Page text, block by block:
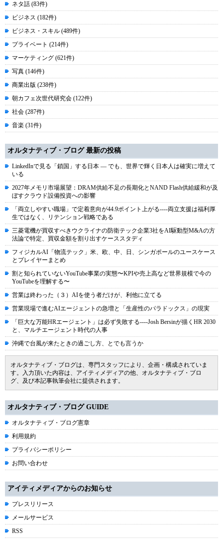
ネタ話 (83件)
ビジネス (182件)
ビジネス・スキル (489件)
プライベート (214件)
マーケティング (621件)
写真 (146件)
商業出版 (238件)
朝カフェ次世代研究会 (122件)
社会 (287件)
音楽 (31件)
オルタナティブ・ブログ 最新の投稿
LinkedInで見る「鎖国」する日本 ― でも、世界で輝く日本人は確実に増えて
いる
2027年メモリ市場展望：DRAM供給不足の長期化とNAND Flash供給緩和が及
ぼすクラウド設備投資への影響
「両立しやすい職場」で定着意向が44.9ポイント上がる----両立支援は福利厚
生ではなく、リテンション戦略である
三菱電機が買収すべきウクライナの防衛テック企業3社をAI駆動型M&Aの方
法論で特定、買収金額を割り出すケーススタディ
フィジカルAI「物流テック」米、欧、中、日、シンガポールのユースケース
とプレイヤーまとめ
割と知られていないYouTube事業の実態〜KPIや売上高など世界規模で今の
YouTubeを理解する〜
営業は終わった（３）AIを使う者だけが、利他に立てる
営業現場で進むAIエージェントの急増と「生産性のパラドックス」の現実
「巨大な万能HRエージェント」は必ず失敗する----Josh Bersinが描くHR 2030
と、マルチエージェント時代の人事
沖縄で台風が来たときの過ごし方、とでも言うか
オルタナティブ・ブログは、専門スタッフにより、企画・構成されていま
す。入力頂いた内容は、アイティメディアの他、オルタナティブ・ブロ
グ、及び本記事執筆会社に提供されます。
オルタナティブ・ブログ GUIDE
オルタナティブ・ブログ憲章
利用規約
プライバシーポリシー
お問い合わせ
アイティメディアからのお知らせ
プレスリリース
メールサービス
RSS